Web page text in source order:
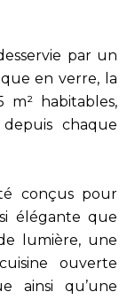
par un
en verre, la
m² habitables,
chaque
conçus pour
élégante que
lumière, une
ouverte
ainsi qu’une